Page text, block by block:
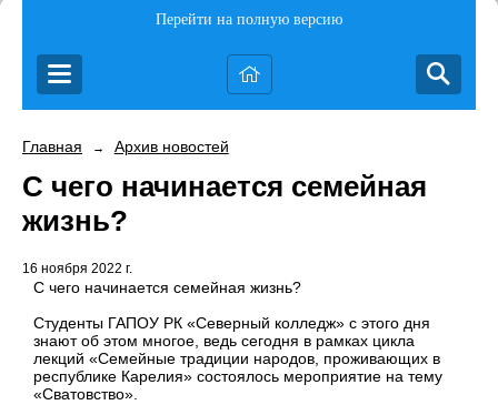
Перейти на полную версию
Главная → Архив новостей
С чего начинается семейная
жизнь?
16 ноября 2022 г.
С чего начинается семейная жизнь?
Студенты ГАПОУ РК «Северный колледж» с этого дня
знают об этом многое, ведь сегодня в рамках цикла
лекций «Семейные традиции народов, проживающих в
республике Карелия» состоялось мероприятие на тему
«Сватовство».